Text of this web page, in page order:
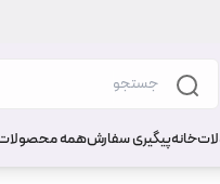
خانهپیگیری سفارشهمه